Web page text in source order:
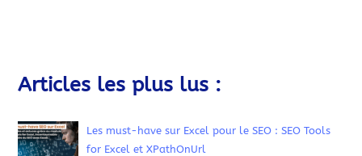
Articles les plus lus :
Les must-have sur Excel pour le SEO : SEO Tools
for Excel et XPathOnUrl